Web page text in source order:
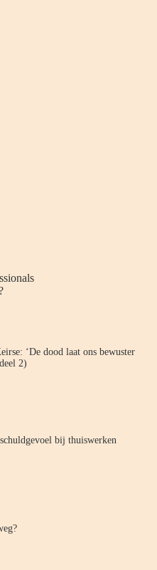
‘De dood laat ons bewuster
2)
bij thuiswerken